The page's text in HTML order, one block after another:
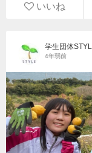
いいね
学生団体
4年弱前